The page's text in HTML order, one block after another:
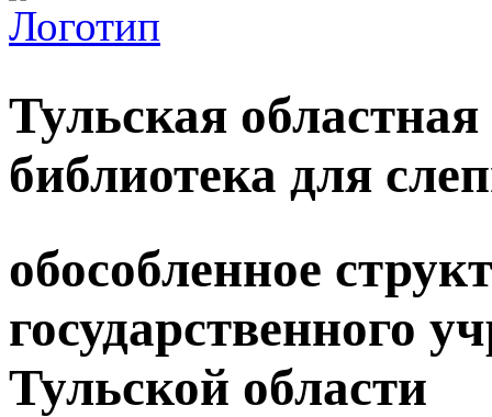
Тульская
библиотека для
обособленное
государственного
Тульской области